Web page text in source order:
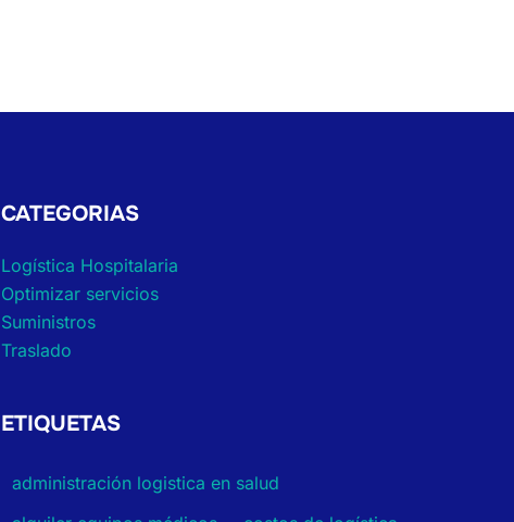
CATEGORIAS
Logística Hospitalaria
Optimizar servicios
Suministros
Traslado
ETIQUETAS
administración logistica en salud